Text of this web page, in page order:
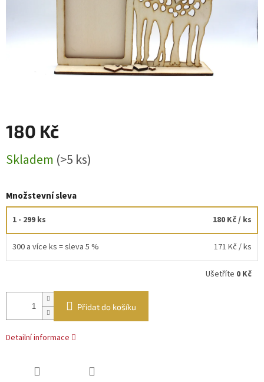
180 Kč
cena:
Skladem (>5 ks)
Množstevní sleva
1 - 299 ks 180 Kč/ ks
300 a více ks = sleva 5 % 171 Kč / ks
Ušetříte 0 Kč
Přidat do košíku
Detailní informace